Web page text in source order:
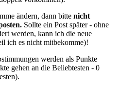
ändern, dann bitte nicht
Sollte ein Post später - ohne
werden, kann ich die neue
ich es nicht mitbekomme)!
werden als Punkte
gehen an die Beliebtesten - 0